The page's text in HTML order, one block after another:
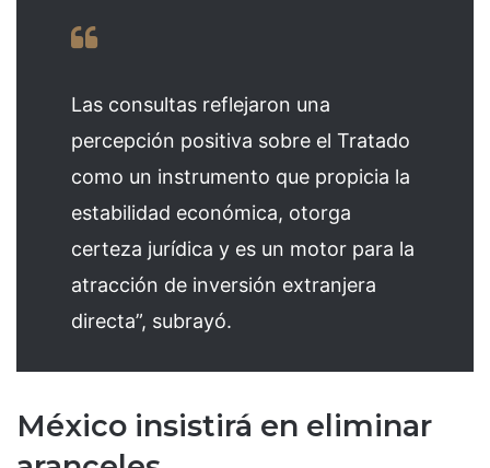
Las consultas reflejaron una
percepción positiva sobre el Tratado
como un instrumento que propicia la
estabilidad económica, otorga
certeza jurídica y es un motor para la
atracción de inversión extranjera
directa”, subrayó.
México insistirá en eliminar